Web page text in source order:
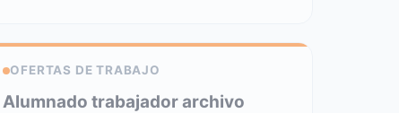
OFERTAS DE TRABAJO
Alumnado trabajador archivo